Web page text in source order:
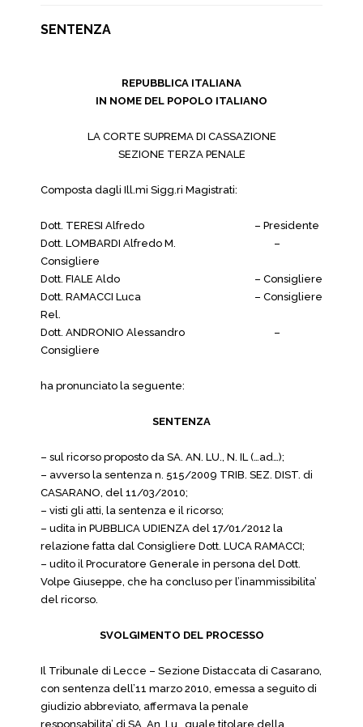
SENTENZA
REPUBBLICA ITALIANA
IN NOME DEL POPOLO ITALIANO
LA CORTE SUPREMA DI CASSAZIONE
SEZIONE TERZA PENALE
Composta dagli Ill.mi Sigg.ri Magistrati:
Dott. TERESI Alfredo
– Presidente
Dott. LOMBARDI Alfredo M.
–
Consigliere
Dott. FIALE Aldo
– Consigliere
Dott. RAMACCI Luca
– Consigliere
Rel.
Dott. ANDRONIO Alessandro
–
Consigliere
ha pronunciato la seguente:
SENTENZA
– sul ricorso proposto da SA. AN. LU., N. IL (…ad…);
– avverso la sentenza n. 515/2009 TRIB. SEZ. DIST. di
CASARANO, del 11/03/2010;
– visti gli atti, la sentenza e il ricorso;
– udita in PUBBLICA UDIENZA del 17/01/2012 la
relazione fatta dal Consigliere Dott. LUCA RAMACCI;
– udito il Procuratore Generale in persona del Dott.
Volpe Giuseppe, che ha concluso per l’inammissibilita’
del ricorso.
SVOLGIMENTO DEL PROCESSO
Il Tribunale di Lecce – Sezione Distaccata di Casarano,
con sentenza dell’11 marzo 2010, emessa a seguito di
giudizio abbreviato, affermava la penale
responsabilita’ di SA. An. Lu., quale titolare della